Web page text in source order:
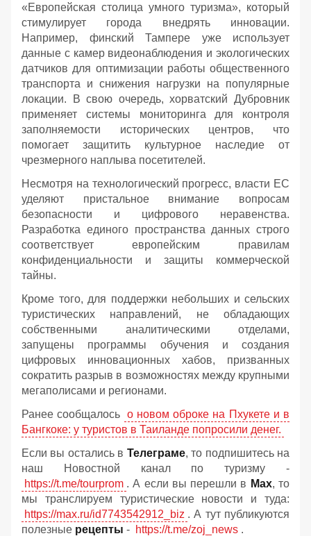
«Европейская столица умного туризма», который
стимулирует города внедрять инновации.
Например, финский Тампере уже использует
данные с камер видеонаблюдения и экологических
датчиков для оптимизации работы общественного
транспорта и снижения нагрузки на популярные
локации. В свою очередь, хорватский Дубровник
применяет системы мониторинга для контроля
заполняемости исторических центров, что
помогает защитить культурное наследие от
чрезмерного наплыва посетителей.
Несмотря на технологический прогресс, власти ЕС
уделяют пристальное внимание вопросам
безопасности и цифрового неравенства.
Разработка единого пространства данных строго
соответствует европейским правилам
конфиденциальности и защиты коммерческой
тайны.
Кроме того, для поддержки небольших и сельских
туристических направлений, не обладающих
собственными аналитическими отделами,
запущены программы обучения и создания
цифровых инновационных хабов, призванных
сократить разрыв в возможностях между крупными
мегаполисами и регионами.
Ранее сообщалось о новом оброке на Пхукете и в
Бангкоке: у туристов в Таиланде попросили денег.
Если вы остались в Телеграме, то подпишитесь на
наш Новостной канал по туризму -
https://t.me/tourprom . А если вы перешли в Мах, то
мы транслируем туристические новости и туда:
https://max.ru/id7743542912_biz . А тут публикуются
полезные рецепты - https://t.me/zoj_news .